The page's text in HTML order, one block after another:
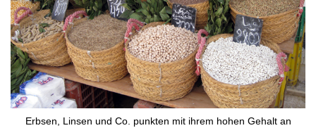
Erbsen, Linsen und Co. punkten mit ihrem hohen Gehalt an